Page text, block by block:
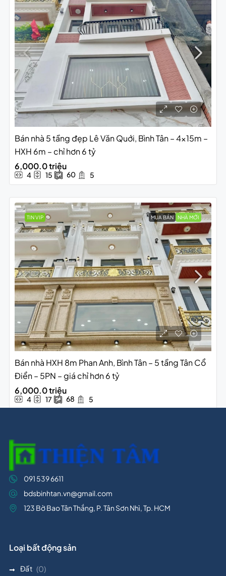
Bán nhà 5 tầng đẹp Lê Văn Quới, Bình Tân – 4x15m –
HXH 6m – chỉ hơn 6 tỷ
6,000.0 triệu
4 15 60 5
TIN VIP MUA BÁN NHÀ MỚI
Bán nhà HXH 8m Phan Anh, Bình Tân – 5 tầng Tân Cổ
Điển – 5PN – giá chỉ hơn 6 tỷ
6,000.0 triệu
4 17 68 5
091 539 6611
bdsbinhtan.vn@gmail.com
123 Bờ Bao Tân Thắng, P. Tân Sơn Nhì, Tp. HCM
Loại bất động sản
Đất (0)